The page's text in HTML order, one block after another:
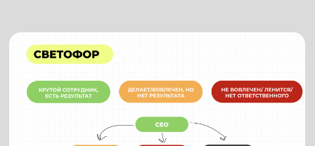
расписание на